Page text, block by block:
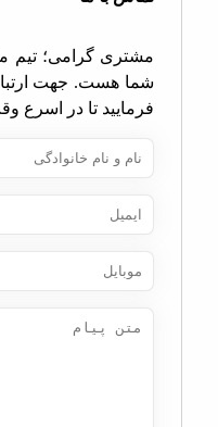
گرامی؛ تیم ما، آماده
هست. جهت ارتباط با ما،
تا در اسرع وقت مورد